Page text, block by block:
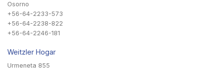
Osorno
+56-64-2233-573
+56-64-2238-822
+56-64-2246-181
Weitzler Hogar
Urmeneta 855